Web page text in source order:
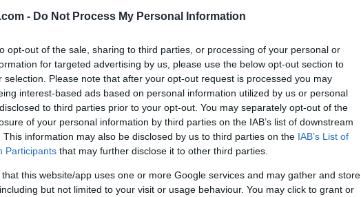
- Do Not Process My Personal Information
opt-out of the sale, sharing to third parties, or processing of your personal or
for targeted advertising by us, please use the below opt-out section to
selection. Please note that after your opt-out request is processed you may
interest-based ads based on personal information utilized by us or personal
to third parties prior to your opt-out. You may separately opt-out of the
of your personal information by third parties on the IAB’s list of downstream
This information may also be disclosed by us to third parties on the IAB’s List of
Participants that may further disclose it to other third parties.
that this website/app uses one or more Google services and may gather and store
but not limited to your visit or usage behaviour. You may click to grant or
seg friste, og de to samarbeider i front fram til Presazzo,
ordentlig luke, og han var bare ikke sterk nok, sier Rolid,
fra de andre lagene. Jeg visste at Emil Persson
og Kasper (Stadaas) ligge og cruise.